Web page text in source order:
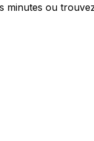
minutes ou